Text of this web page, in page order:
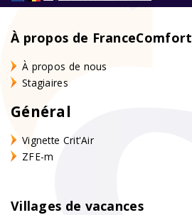
À propos de FranceComfort
À propos de nous
Stagiaires
Général
Vignette Crit'Air
ZFE-m
Villages de vacances